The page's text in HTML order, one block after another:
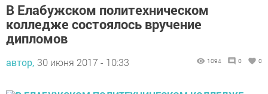
В Елабужском политехническом
колледже состоялось вручение
дипломов
автор, 30 июня 2017 - 10:33 1094 0 0